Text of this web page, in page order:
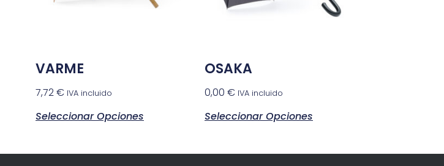
VARME
7,72€ IVA incluido
Seleccionar Opciones
OSAKA
0,00 € IVA incluido
Seleccionar Opciones